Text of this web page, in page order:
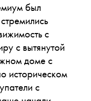
был
с
с вытянутой
доме с
историческом
с